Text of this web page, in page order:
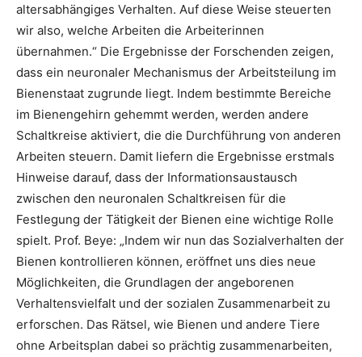
altersabhängiges Verhalten. Auf diese Weise steuerten
wir also, welche Arbeiten die Arbeiterinnen
übernahmen.“ Die Ergebnisse der Forschenden zeigen,
dass ein neuronaler Mechanismus der Arbeitsteilung im
Bienenstaat zugrunde liegt. Indem bestimmte Bereiche
im Bienengehirn gehemmt werden, werden andere
Schaltkreise aktiviert, die die Durchführung von anderen
Arbeiten steuern. Damit liefern die Ergebnisse erstmals
Hinweise darauf, dass der Informationsaustausch
zwischen den neuronalen Schaltkreisen für die
Festlegung der Tätigkeit der Bienen eine wichtige Rolle
spielt. Prof. Beye: „Indem wir nun das Sozialverhalten der
Bienen kontrollieren können, eröffnet uns dies neue
Möglichkeiten, die Grundlagen der angeborenen
Verhaltensvielfalt und der sozialen Zusammenarbeit zu
erforschen. Das Rätsel, wie Bienen und andere Tiere
ohne Arbeitsplan dabei so prächtig zusammenarbeiten,